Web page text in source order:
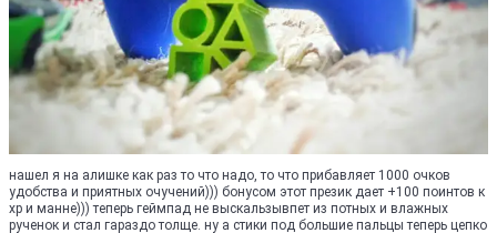
нашел я на алишке как раз то что надо, то что прибавляет 1000 очков
удобства и приятных очучений))) бонусом этот презик дает +100 поинтов к
хр и манне))) теперь геймпад не выскальзывпет из потных и влажных
рученок и стал гараздо толще. ну а стики под большие пальцы теперь цепко